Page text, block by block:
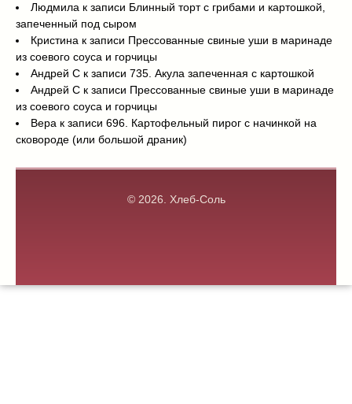
Людмила к записи Блинный торт с грибами и картошкой,
запеченный под сыром
Кристина к записи Прессованные свиные уши в маринаде
из соевого соуса и горчицы
Андрей С к записи 735. Акула запеченная с картошкой
Андрей С к записи Прессованные свиные уши в маринаде
из соевого соуса и горчицы
Вера к записи 696. Картофельный пирог с начинкой на
сковороде (или большой драник)
© 2026. Хлеб-Соль